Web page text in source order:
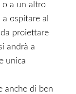
o a un altro
ospitare al
proiettare
andrà a
unica
anche di ben